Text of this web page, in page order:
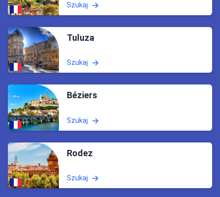
Szukaj
Tuluza
Szukaj
Béziers
Szukaj
Rodez
Szukaj